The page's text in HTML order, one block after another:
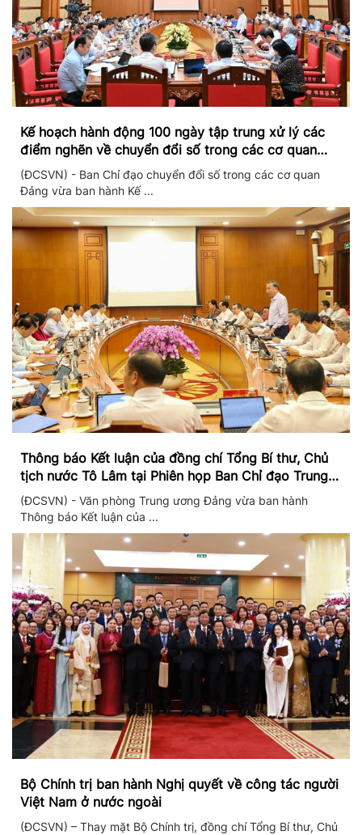
Kế hoạch hành động 100 ngày tập trung xử lý các
điểm nghẽn về chuyển đổi số trong các cơ quan
Đảng
(ĐCSVN) - Ban Chỉ đạo chuyển đổi số trong các cơ quan
Đảng vừa ban hành Kế ...
Thông báo Kết luận của đồng chí Tổng Bí thư, Chủ
tịch nước Tô Lâm tại Phiên họp Ban Chỉ đạo Trung
ương thực hiện Nghị quyết 57
(ĐCSVN) - Văn phòng Trung ương Đảng vừa ban hành
Thông báo Kết luận của ...
Bộ Chính trị ban hành Nghị quyết về công tác người
Việt Nam ở nước ngoài
(ĐCSVN) – Thay mặt Bộ Chính trị, đồng chí Tổng Bí thư, Chủ